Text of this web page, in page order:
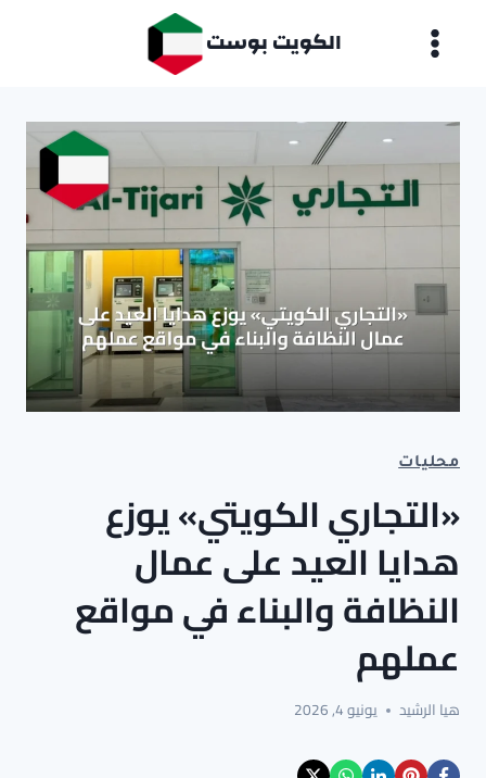
الكويت بوست
محليات
«التجاري الكويتي» يوزع
هدايا العيد على عمال
النظافة والبناء في مواقع
عملهم
هيا الرشيد يونيو 4, 2026